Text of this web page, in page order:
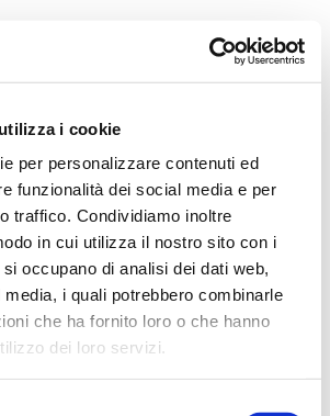
i cookie
per personalizzare contenuti ed
funzionalità dei social media e per
traffico. Condividiamo inoltre
in cui utilizza il nostro sito con i
occupano di analisi dei dati web,
i quali potrebbero combinarle
che ha fornito loro o che hanno
dei loro servizi.
di Sala
Musicali